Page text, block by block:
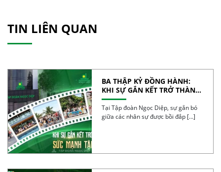
TIN LIÊN QUAN
BA THẬP KỶ ĐỒNG HÀNH:
KHI SỰ GẮN KẾT TRỞ THÀNH
SỨC MẠNH TẬP THỂ
Tại Tập đoàn Ngọc Diệp, sự gắn bó
giữa các nhân sự được bồi đắp […]